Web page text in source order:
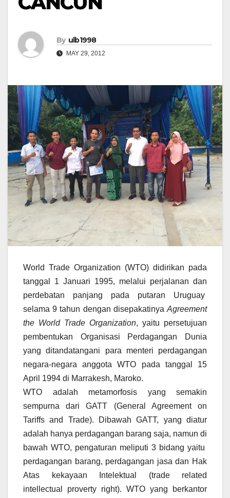
By ulb1998
MAY 29, 2012
World Trade Organization (WTO) didirikan pada
tanggal 1 Januari 1995, melalui perjalanan dan
perdebatan panjang pada putaran Uruguay
selama 9 tahun dengan disepakatinya Agreement
the World Trade Organization, yaitu persetujuan
pembentukan Organisasi Perdagangan Dunia
yang ditandatangani para menteri perdagangan
negara-negara anggota WTO pada tanggal 15
April 1994 di Marrakesh, Maroko.
WTO adalah metamorfosis yang semakin
sempurna dari GATT (General Agreement on
Tariffs and Trade). Dibawah GATT, yang diatur
adalah hanya perdagangan barang saja, namun di
bawah WTO, pengaturan meliputi 3 bidang yaitu
perdagangan barang, perdagangan jasa dan Hak
Atas kekayaan Intelektual (trade related
intellectual proverty right). WTO yang berkantor